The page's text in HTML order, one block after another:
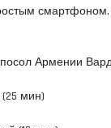
смартфоном,
Армении
мин)